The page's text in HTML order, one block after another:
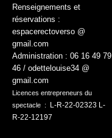
Renseignements et
réservations :
espacerectoverso @
gmail.com
Administration : 06 16 49 79
46 / odettelouise34 @
gmail.com
Licences entrepreneurs du
spectacle : L-R-22-02323 L-
R-22-12197